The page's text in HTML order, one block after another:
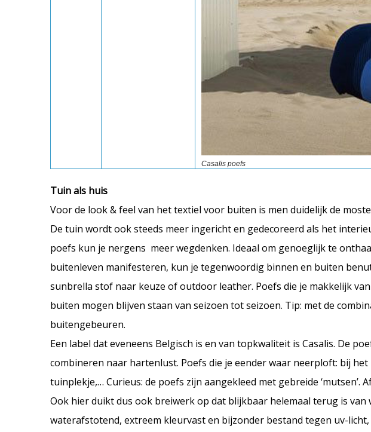
Casalis poefs
Tuin als huis
Voor de look & feel van het textiel voor buiten is men duidelijk de
De tuin wordt ook steeds meer ingericht en gedecoreerd als het
poefs kun je nergens meer wegdenken. Ideaal om genoeglijk te
buitenleven manifesteren, kun je tegenwoordig binnen en buiten
sunbrella stof naar keuze of outdoor leather. Poefs die je makkelijk
buiten mogen blijven staan van seizoen tot seizoen. Tip: met de
buitengebeuren.
Een label dat eveneens Belgisch is en van topkwaliteit is Casalis. De
combineren naar hartenlust. Poefs die je eender waar neerploft: bij
tuinplekje,… Curieus: de poefs zijn aangekleed met gebreide ‘mutsen’.
Ook hier duikt dus ook breiwerk op dat blijkbaar helemaal terug is van
waterafstotend, extreem kleurvast en bijzonder bestand tegen uv-